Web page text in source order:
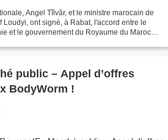
Angel Tîlvăr, et le ministre marocain de
Loudyi, ont signé, à Rabat, l'accord entre le
et le gouvernement du Royaume du Maroc
public – Appel d’offres
BodyWorm !